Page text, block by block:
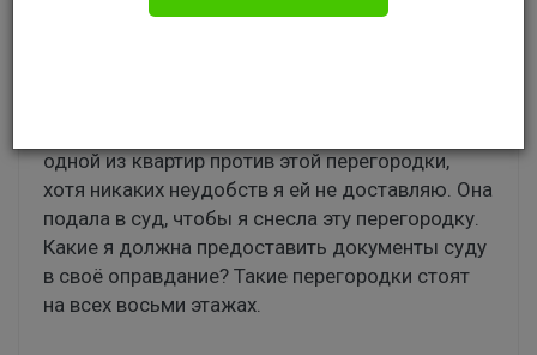
Добрый день! Я живу в многоэтажном доме 21
одной из квартир против этой перегородки,
хотя никаких неудобств я ей не доставляю. Она
подала в суд, чтобы я снесла эту перегородку.
Какие я должна предоставить документы суду
в своё оправдание? Такие перегородки стоят
на всех восьми этажах.